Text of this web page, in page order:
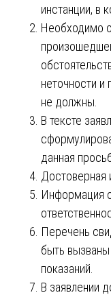
инстанции, в
Необходимо
неточности и
не должны.
В тексте
данная
Достоверная
Информация
Перечень
быть
показаний.
В заявлении